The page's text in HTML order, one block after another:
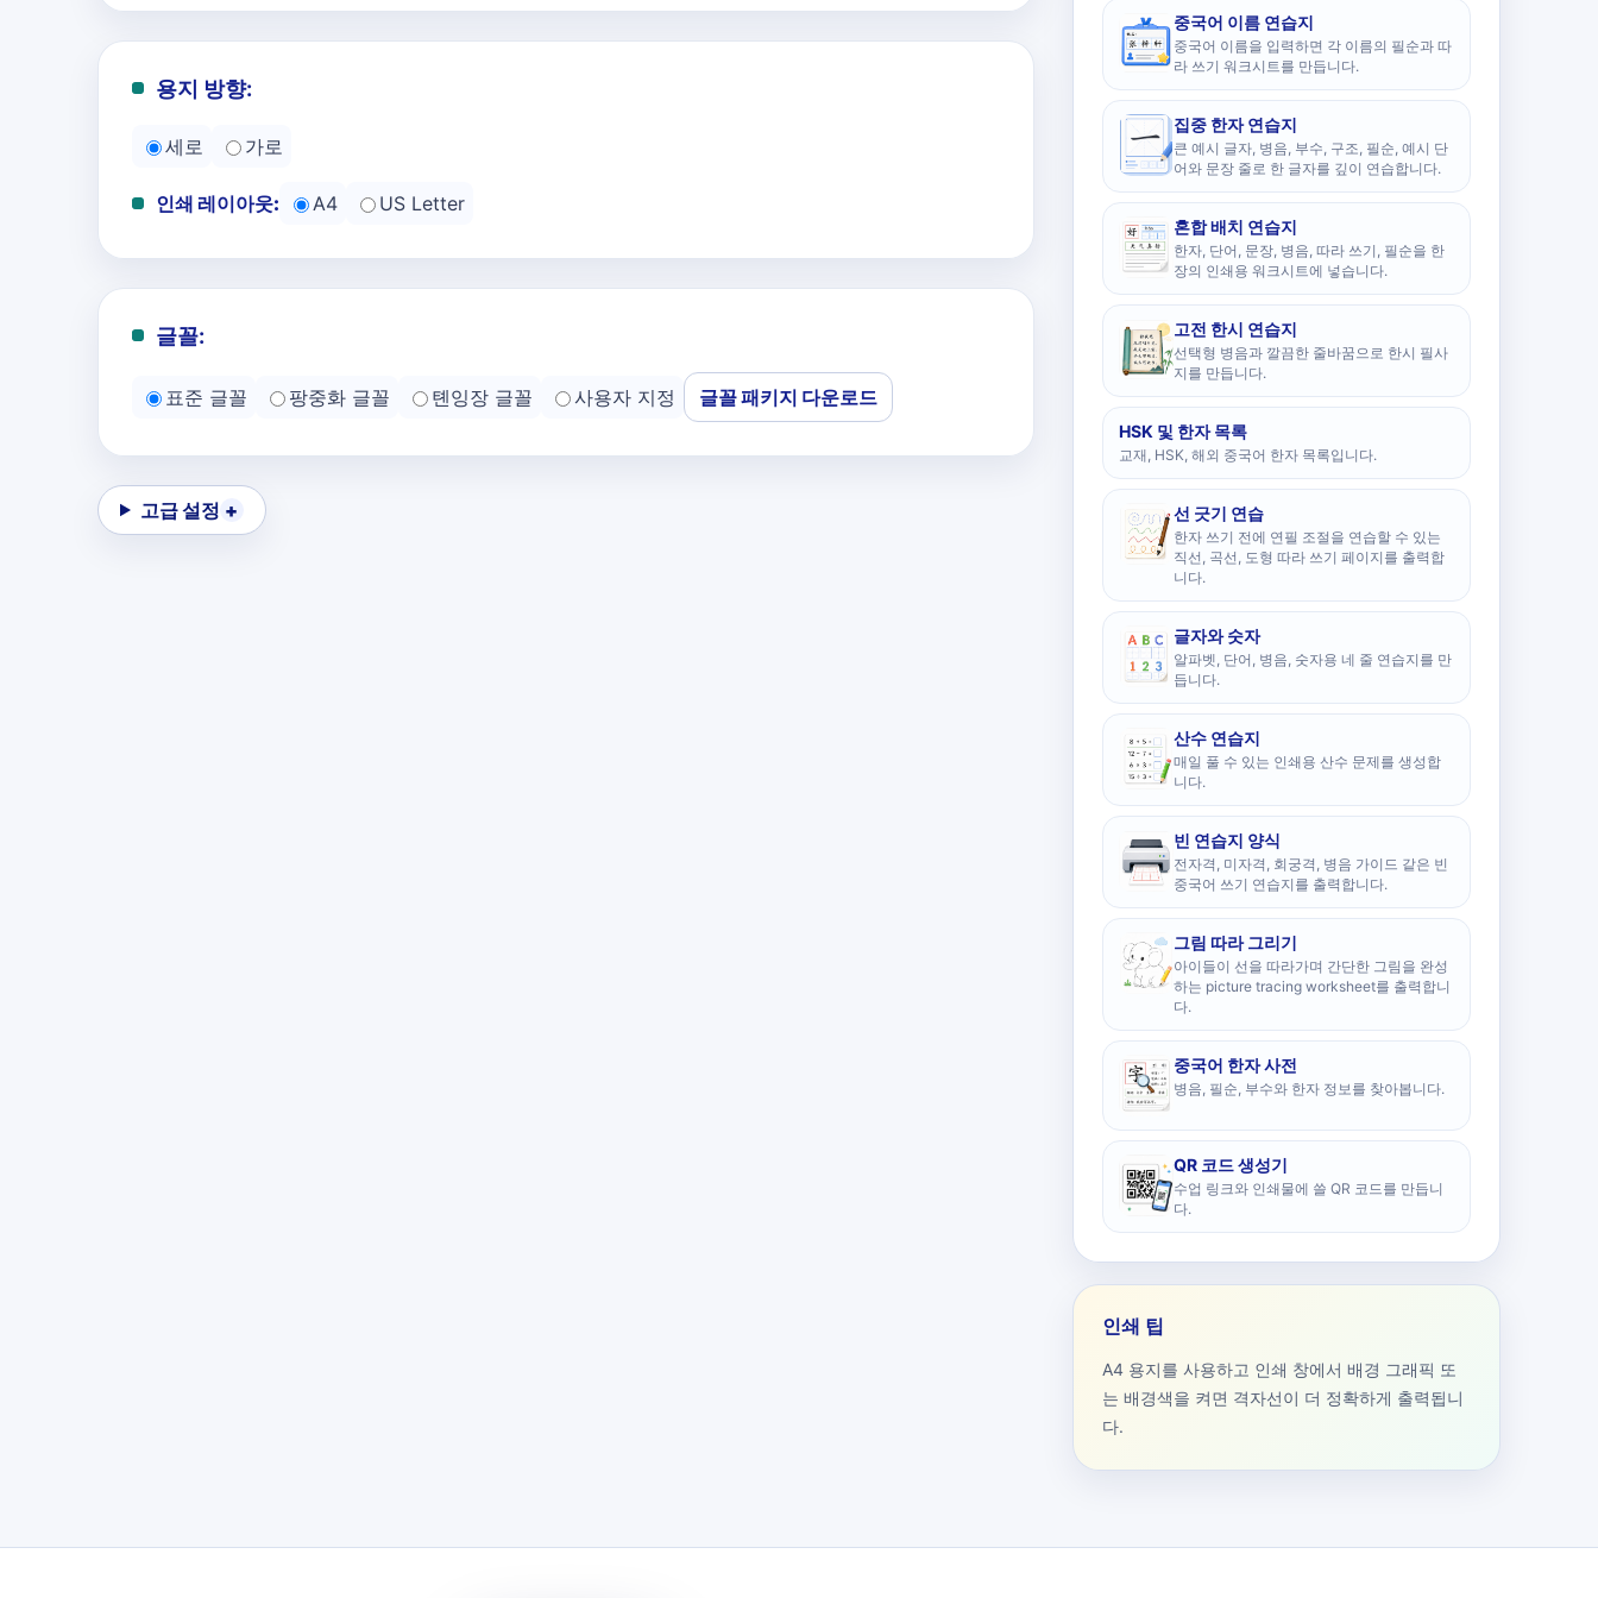
용지 방향:
세로 가로
인쇄 레이아웃: A4 US Letter
글꼴:
표준 글꼴 팡중화 글꼴 톈잉장 글꼴 사용자 지정 글꼴 패키지 다운로드
고급 설정
중국어 이름 연습지
중국어 이름을 입력하면 각 이름의 필순과 따
라 쓰기 워크시트를 만듭니다.
집중 한자 연습지
큰 예시 글자, 병음, 부수, 구조, 필순, 예시 단
어와 문장 줄로 한 글자를 깊이 연습합니다.
혼합 배치 연습지
한자, 단어, 문장, 병음, 따라 쓰기, 필순을 한
장의 인쇄용 워크시트에 넣습니다.
고전 한시 연습지
선택형 병음과 깔끔한 줄바꿈으로 한시 필사
지를 만듭니다.
HSK 및 한자 목록
교재, HSK, 해외 중국어 한자 목록입니다.
선 긋기 연습
한자 쓰기 전에 연필 조절을 연습할 수 있는
직선, 곡선, 도형 따라 쓰기 페이지를 출력합
니다.
글자와 숫자
알파벳, 단어, 병음, 숫자용 네 줄 연습지를 만
듭니다.
산수 연습지
매일 풀 수 있는 인쇄용 산수 문제를 생성합
니다.
빈 연습지 양식
전자격, 미자격, 회궁격, 병음 가이드 같은 빈
중국어 쓰기 연습지를 출력합니다.
그림 따라 그리기
아이들이 선을 따라가며 간단한 그림을 완성
하는 picture tracing worksheet를 출력합니
다.
중국어 한자 사전
병음, 필순, 부수와 한자 정보를 찾아봅니다.
QR 코드 생성기
수업 링크와 인쇄물에 쓸 QR 코드를 만듭니
다.
인쇄 팁
A4 용지를 사용하고 인쇄 창에서 배경 그래픽 또
는 배경색을 켜면 격자선이 더 정확하게 출력됩니
다.